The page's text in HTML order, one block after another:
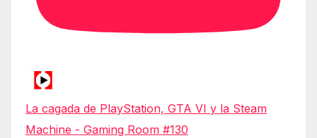
La cagada de PlayStation, GTA VI y la Steam
Machine - Gaming Room #130